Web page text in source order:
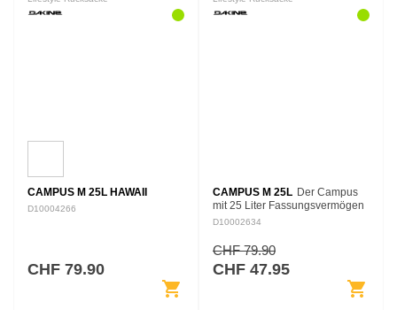
CAMPUS M 25L HAWAII
D10004266
CHF 79.90
shopping_cart
CAMPUS M 25L Der Campus
mit 25 Liter Fassungsvermögen
bietet optimalen Nutzen für
Design orientiert sich an seinem
großen…
D10002634
CHF 79.90
CHF 47.95
shopping_cart